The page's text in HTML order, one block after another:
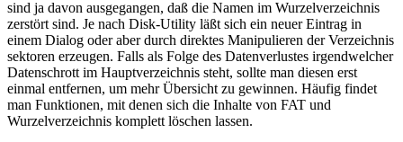
sind ja davon ausgegangen, daß die Namen im Wurzelverzeichnis
zerstört sind. Je nach Disk-Utility läßt sich ein neuer Eintrag in
einem Dialog oder aber durch direktes Manipulieren der Verzeichnis
sektoren erzeugen. Falls als Folge des Datenverlustes irgendwelcher
Datenschrott im Hauptverzeichnis steht, sollte man diesen erst
einmal entfernen, um mehr Übersicht zu gewinnen. Häufig findet
man Funktionen, mit denen sich die Inhalte von FAT und
Wurzelverzeichnis komplett löschen lassen.